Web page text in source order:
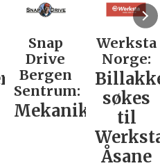
Snap
Drive
Bergen
Sentrum:
Mekaniker
Werksta
Norge:
søkes
til
Åsane